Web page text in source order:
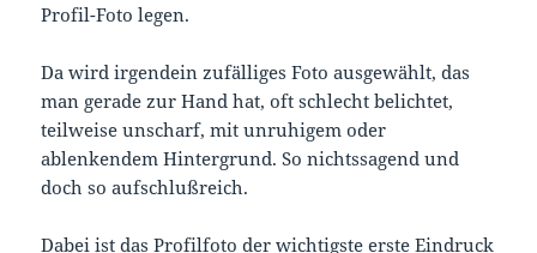
Profil-Foto legen.
Da wird irgendein zufälliges Foto ausgewählt, das
man gerade zur Hand hat, oft schlecht belichtet,
teilweise unscharf, mit unruhigem oder
ablenkendem Hintergrund. So nichtssagend und
doch so aufschlußreich.
Dabei ist das Profilfoto der wichtigste erste Eindruck